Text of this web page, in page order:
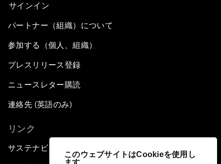
このウェブサイトはCookieを使用し
ます
サインイン
パートナー（組織）について
参加する（個人、組織）
プレスリリース登録
ニュースレター購読
連絡先 (英語のみ)
リンク
サステナビリティへの取り組み